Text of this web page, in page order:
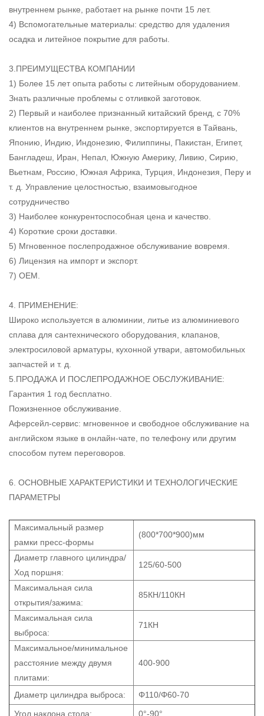
внутреннем рынке, работает на рынке почти 15 лет.
4) Вспомогательные материалы: средство для удаления
осадка и литейное покрытие для работы.
3.ПРЕИМУЩЕСТВА КОМПАНИИ
1) Более 15 лет опыта работы с литейным оборудованием.
Знать различные проблемы с отливкой заготовок.
2) Первый и наиболее признанный китайский бренд, с 70%
клиентов на внутреннем рынке, экспортируется в Тайвань,
Японию, Индию, Индонезию, Филиппины, Пакистан, Египет,
Бангладеш, Иран, Непал, Южную Америку, Ливию, Сирию,
Вьетнам, Россию, Южная Африка, Турция, Индонезия, Перу и
т. д. Управление целостностью, взаимовыгодное
сотрудничество
3) Наиболее конкурентоспособная цена и качество.
4) Короткие сроки доставки.
5) Мгновенное послепродажное обслуживание вовремя.
6) Лицензия на импорт и экспорт.
7) OEM.
4. ПРИМЕНЕНИЕ:
Широко используется в алюминии, литье из алюминиевого
сплава для сантехнического оборудования, клапанов,
электросиловой арматуры, кухонной утвари, автомобильных
запчастей и т. д.
5.ПРОДАЖА И ПОСЛЕПРОДАЖНОЕ ОБСЛУЖИВАНИЕ:
Гарантия 1 год бесплатно.
Пожизненное обслуживание.
Аферсейл-сервис: мгновенное и свободное обслуживание на
английском языке в онлайн-чате, по телефону или другим
способом путем переговоров.
6. ОСНОВНЫЕ ХАРАКТЕРИСТИКИ И ТЕХНОЛОГИЧЕСКИЕ
ПАРАМЕТРЫ
Максимальный размер
рамки пресс-формы
(800*700*900)мм
Диаметр главного цилиндра/
Ход поршня:
125/60-500
Максимальная сила
открытия/зажима:
85КН/110КН
Максимальная сила
выброса:
71КН
Максимальное/минимальное
расстояние между двумя
плитами:
400-900
Диаметр цилиндра выброса:
Φ110/Φ60-70
Угол наклона стола:
0°-90°